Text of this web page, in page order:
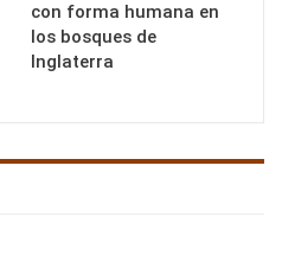
con forma humana en
los bosques de
Inglaterra